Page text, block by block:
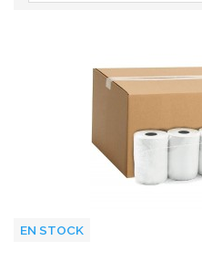
EN STOCK